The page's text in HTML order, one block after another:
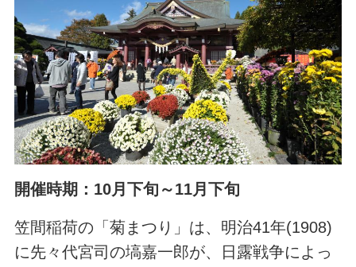
開催時期：10月下旬～11月下旬
笠間稲荷の「菊まつり」は、明治41年(1908)
に先々代宮司の塙嘉一郎が、日露戦争によっ